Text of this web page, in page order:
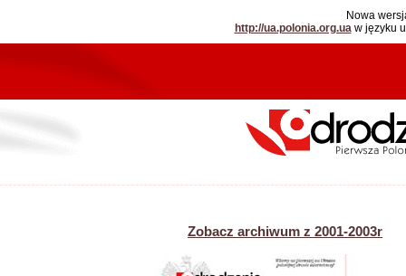
Nowa
http://ua.polonia.org.uaw języku
Zobacz archiwum z 2001-2003r